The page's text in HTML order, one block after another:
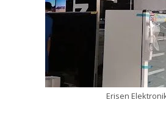
Erisen